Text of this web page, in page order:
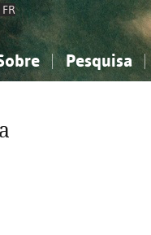
FR
Pesquisa
sociais...
sociais...